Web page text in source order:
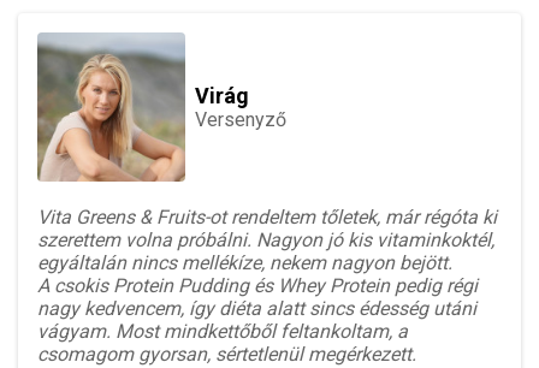
Virág
Versenyző
Vita Greens & Fruits-ot rendeltem tőletek, már régóta ki
szerettem volna próbálni. Nagyon jó kis vitaminkoktél,
egyáltalán nincs mellékíze, nekem nagyon bejött.
A csokis Protein Pudding és Whey Protein pedig régi
nagy kedvencem, így diéta alatt sincs édesség utáni
vágyam. Most mindkettőből feltankoltam, a
csomagom gyorsan, sértetlenül megérkezett.